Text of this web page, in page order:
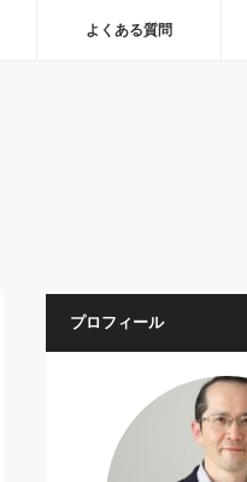
よくある質問
プロフィール